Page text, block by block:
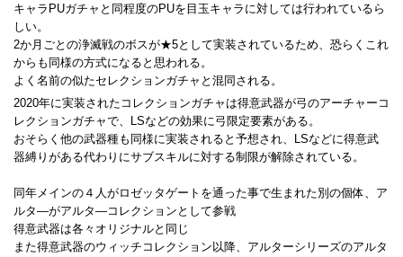
キャラPUガチャと同程度のPUを目玉キャラに対しては行われているら
しい。
2か月ごとの浄滅戦のボスが★5として実装されているため、恐らくこれ
からも同様の方式になると思われる。
よく名前の似たセレクションガチャと混同される。
2020年に実装されたコレクションガチャは得意武器が弓のアーチャーコ
レクションガチャで、LSなどの効果に弓限定要素がある。
おそらく他の武器種も同様に実装されると予想され、LSなどに得意武
器縛りがある代わりにサブスキルに対する制限が解除されている。
同年メインの４人がロゼッタゲートを通った事で生まれた別の個体、ア
ルタ―がアルタ―コレクションとして参戦
得意武器は各々オリジナルと同じ
また得意武器のウィッチコレクション以降、アルターシリーズのアルタ